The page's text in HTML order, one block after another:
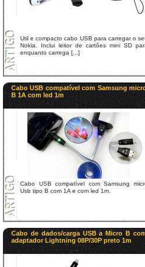
Util e compacto cabo USB para carregar o
Nokia. Inclui leitor de cartões mini SD
enquanto carrega [...]
Cabo USB compatível com Samsung
B 1A com led 1m
Cabo USB compatível com Samsung
Usb tipo B com 1A e com led 1m.
Cabo de dados/carga USB a Micro B
adaptador Lightning 08P/30P preto 1m